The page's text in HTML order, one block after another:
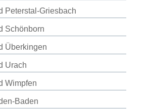
Peterstal-Griesbach
Schönborn
Überkingen
Urach
Wimpfen
Baden